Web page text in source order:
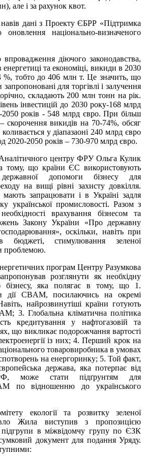
але і за рахунок квот.
дані з Проекту ЄБРР «Підтримка
національно-визначеного
діючого законодавства,
енергетиці та економіці, викиди в 2030
%, тобто до 406 млн т. Це значить, що
для торгівлі і залучення
складають 200 млн тонн на рік.
інвестицій до 2030 року-168 млрд
2050 років - 548 млрд євро. При більш
скорочення викидів на 70-74%, обсяг
у діапазаоні 240 млрд євро
2020-2050 років – 730-970 млрд євро.
центру ФРУ Ольга Кулик
тому, що країни ЄС використовують
допомоги бізнесу для
на вищі рівні захисту довкілля.
мають запрацювати і в Україні задля
української промисловості. Разом з
врахування бізнесом та
Закону України «Про державну
оскільки, навіть при
бюджеті, стимулювання зеленої
проблемою.
програм Центру Разумкова
розглянути як необхідну
бізнесу, яка полягає в тому, що 1.
дії CBAM, посилаючись на окремі
найрозвинутіші країни готують
3. Глобальна кліматична політика
кредитування у нафтогазовій та
що викликає подорожчання вартості
із них; 4. Перший крок на
товаровиробника в умовах
на енергоринку; 5. Той факт,
держава, яка потерпає від
РФ, може стати підґрунтям для
по відношенню до українського
екології та розвитку зеленої
Жила виступив з пропозицією
підгрупи в міжвідомчу групу по ЄЗК
документ для подання Уряду.